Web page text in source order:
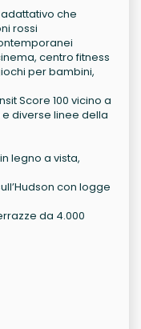
che
rossi
centro fitness
per bambini,
Score 100 vicino a
e diverse linee della
legno a vista,
con logge
da 4.000